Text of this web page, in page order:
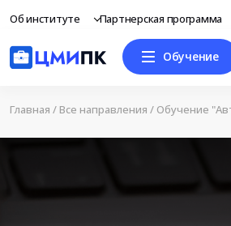
Об институте Партнерская программа
Обучение
Главная / Все направления / Обучение